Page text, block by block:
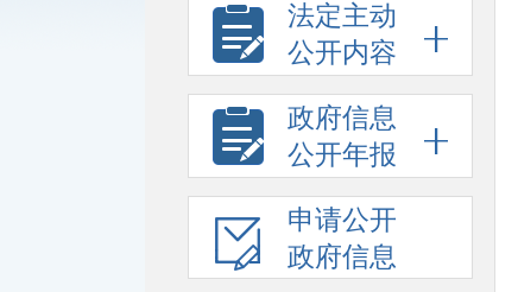
法定主动
公开内容
政府信息
公开年报
申请公开
政府信息